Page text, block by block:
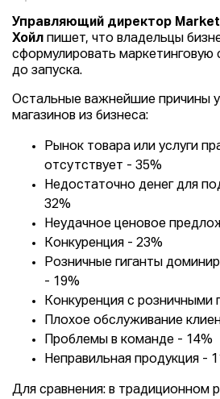
Управляющий директор
Хойл пишет, что владельцы
сформулировать маркетинговую
до запуска.
Остальные важнейшие причины
магазинов из бизнеса:
Рынок товара или услуги
отсутствует - 35%
Недостаточно денег для
32%
Неудачное ценовое
Конкуренция - 23%
Розничные гиганты
- 19%
Конкуренция с розничными
Плохое обслуживание
Проблемы в команде - 14%
Неправильная продукция -
Для сравнения: в традиционном